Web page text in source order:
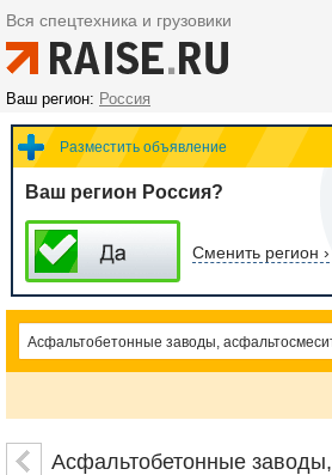
Вся спецтехника и грузовики
Ваш регион: Россия
Разместить объявление
Ваш регион Россия?
Сменить регион ›
ЦенаАсфальтобетонные заводы,